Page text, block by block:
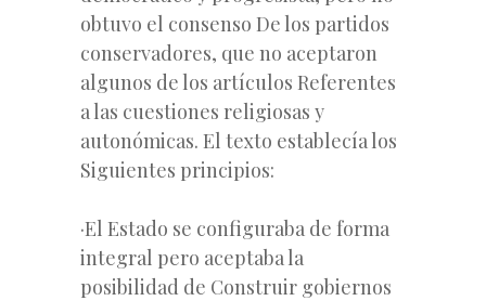
obtuvo el consenso De los partidos
conservadores, que no aceptaron
algunos de los artículos Referentes
a las cuestiones religiosas y
autonómicas. El texto establecía los
Siguientes principios:
·El Estado se configuraba de forma
integral pero aceptaba la
posibilidad de Construir gobiernos